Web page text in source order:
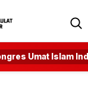
Umat Islam